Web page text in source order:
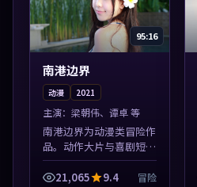
95:16
南港边界
动漫 2021
主演： 梁朝伟、谭卓 等
南港边界为动漫类冒险作
品。动作大片与喜剧短片
搭配推荐，亚洲影视高清
站，流畅不卡顿。本片围
21,065 9.4 冒险